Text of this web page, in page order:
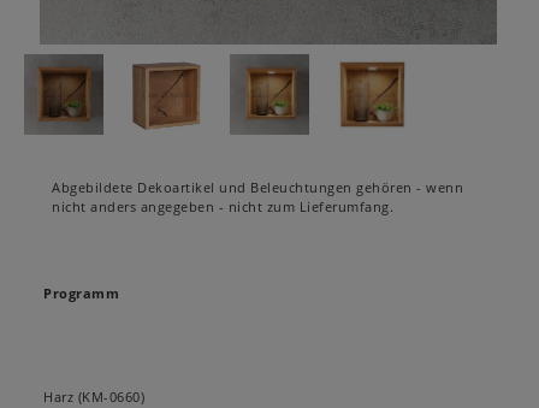
Abgebildete Dekoartikel und Beleuchtungen gehören - wenn
nicht anders angegeben - nicht zum Lieferumfang.
Programm
Harz (KM-0660)